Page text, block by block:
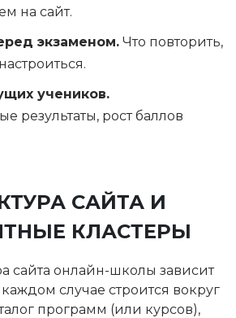
на сайт.
экзаменом. Что повторить,
учеников.
результаты, рост баллов
САЙТА И
КЛАСТЕРЫ
сайта онлайн-школы зависит
каждом случае строится вокруг
программ (или курсов),